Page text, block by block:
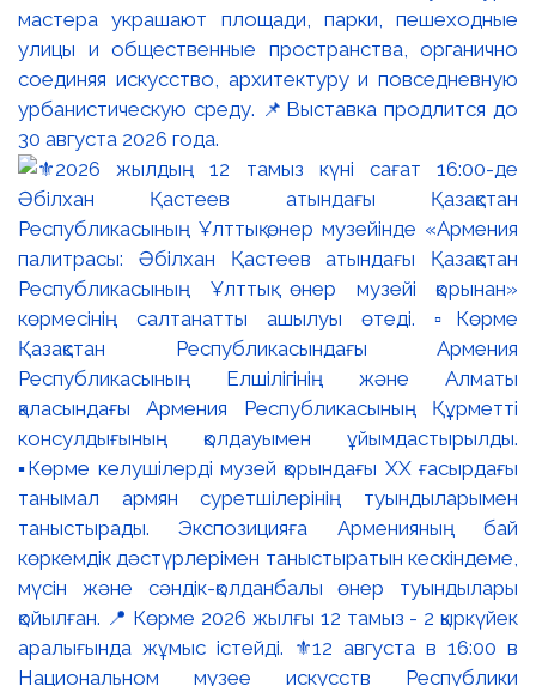
мастера украшают площади, парки, пешеходные
улицы и общественные пространства, органично
соединяя искусство, архитектуру и повседневную
урбанистическую среду. 📌Выставка продлится до
30 августа 2026 года.